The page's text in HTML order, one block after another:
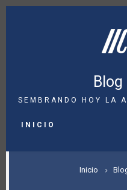
Pasar
Blog
SEMBRANDO HOY LA
NAVIGATION
INICIO
Inicio